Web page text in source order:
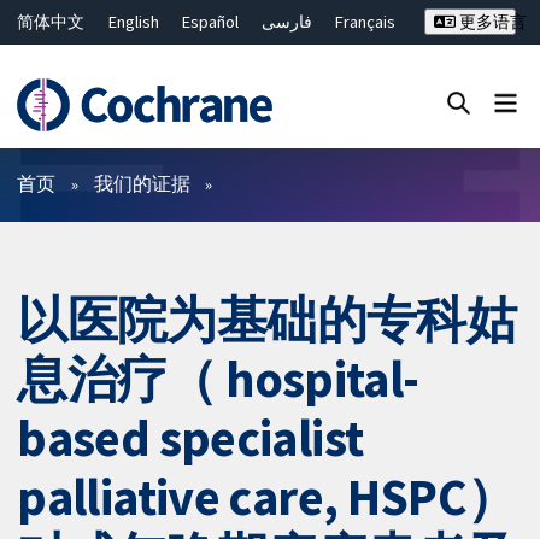
简体中文 English Español فارسی
Français
ไทย
繁體中文
更多语言
过滤
首页 我们的证据
以医院为基础的专科姑
息治疗（ hospital-
based specialist
palliative care, HSPC）